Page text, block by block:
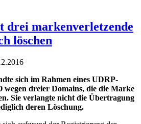
drei markenverletzende
löschen
sich im Rahmen eines UDRP-
wegen dreier Domains, die die Marke
Sie verlangte nicht die Übertragung
deren Löschung.